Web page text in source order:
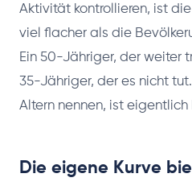
Aktivität kontrollieren, ist
viel flacher als die
Ein 50-Jähriger, der weiter
35-Jähriger, der es nicht
Altern nennen, ist
Die eigene Kurve